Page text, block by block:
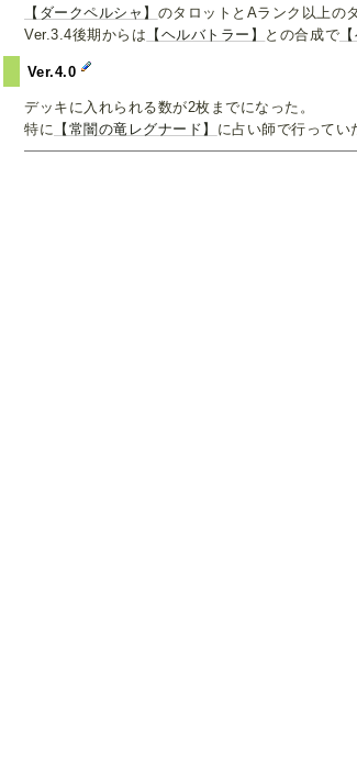
【ダークペルシャ】 のタロットとAランク以上の
Ver.3.4後期からは 【ヘルバトラー】 との合成で
Ver.4.0
デッキに入れられる数が2枚までになった。
特に
【常闇の竜レグナード】 に占い師で行ってい